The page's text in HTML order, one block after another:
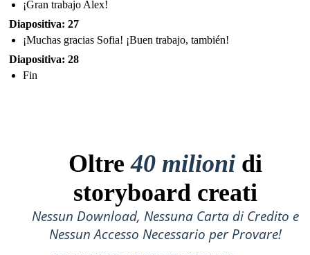
¡Gran trabajo Alex!
Diapositiva: 27
¡Muchas gracias Sofia! ¡Buen trabajo, también!
Diapositiva: 28
Fin
Oltre40 milioni di
storyboard creati
Nessun Download, Nessuna Carta di Credito e
Nessun Accesso Necessario per Provare!